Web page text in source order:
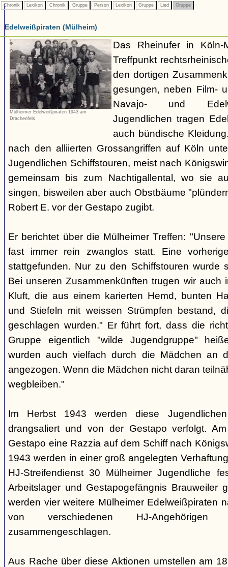
Chronik Lexikon Chronik Gruppe Person Lexikon Gruppe Lied Gruppe
Edelweißpiraten (Mülheim)
Mülheimer Edelweißpiraten 1943 am
Drachenfels
Das Rheinufer in Köln-
Treffpunkt
den dortigen
gesungen, neben Film-
Navajo- und
Jugendlichen tragen
auch bündische
nach den alliierten Grossangriffen auf Köln
Jugendlichen Schiffstouren, meist nach
gemeinsam bis zum Nachtigallental, wo sie
singen, bisweilen aber auch Obstbäume
Robert E. vor der Gestapo zugibt.
Er berichtet über die Mülheimer Treffen:
fast immer rein zwanglos statt. Eine
stattgefunden. Nur zu den Schiffstouren wurde
Bei unseren Zusammenkünften trugen wir auch
Kluft, die aus einem karierten Hemd, bunten
und Stiefeln mit weissen Strümpfen bestand,
geschlagen wurden." Er führt fort, dass die
Gruppe eigentlich "wilde Jugendgruppe"
wurden auch vielfach durch die Mädchen an
angezogen. Wenn die Mädchen nicht daran
wegbleiben."
Im Herbst 1943 werden diese
drangsaliert und von der Gestapo verfolgt.
Gestapo eine Razzia auf dem Schiff nach
1943 werden in einer groß angelegten
HJ-Streifendienst 30 Mülheimer Jugendliche
Arbeitslager und Gestapogefängnis Brauweiler
werden vier weitere Mülheimer Edelweißpiraten
von verschiedenen HJ-Angehörigen
zusammengeschlagen.
Aus Rache über diese Aktionen umstellen am